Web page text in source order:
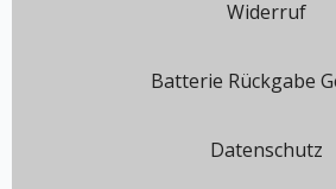
Widerruf
Batterie Rückgabe
Datenschutz